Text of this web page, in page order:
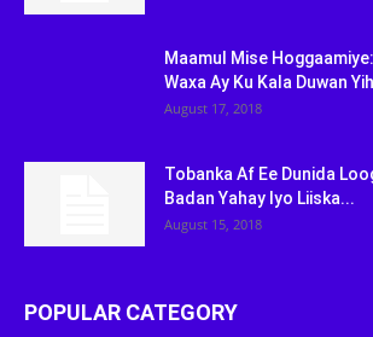
Maamul Mise
Waxa Ay Ku Kala Duwan
August 17, 2018
Tobanka Af Ee Dunida
Badan Yahay Iyo Liiska...
August 15, 2018
POPULAR CATEGORY